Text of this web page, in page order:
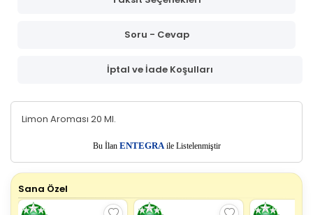
Soru - Cevap
İptal ve İade Koşulları
Limon Aroması 20 Ml.
Bu İlan ENTEGRAile Listelenmiştir
Sana Özel